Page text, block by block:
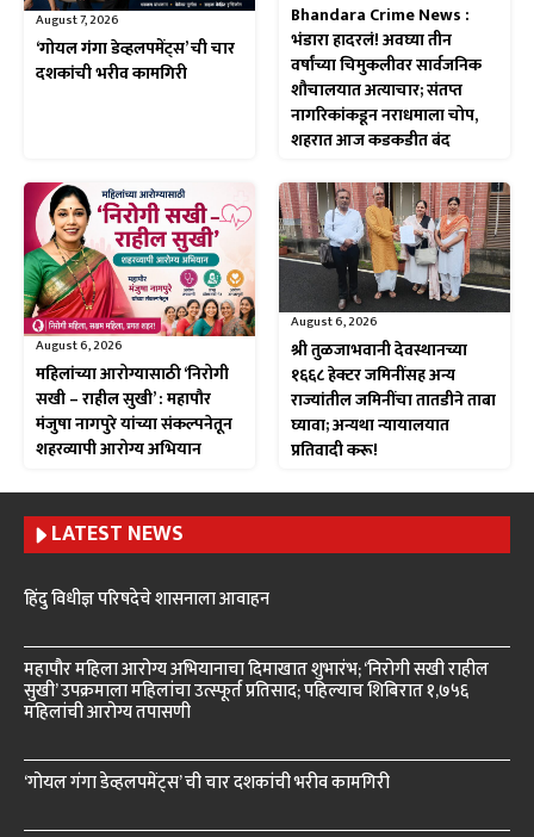
August 7, 2026
‘गोयल गंगा डेव्हलपमेंट्स’ ची चार
दशकांची भरीव कामगिरी
Bhandara Crime News :
भंडारा हादरलं! अवघ्या तीन
वर्षांच्या चिमुकलीवर सार्वजनिक
शौचालयात अत्याचार; संतप्त
नागरिकांकडून नराधमाला चोप,
शहरात आज कडकडीत बंद
August 6, 2026
महिलांच्या आरोग्यासाठी ‘निरोगी
सखी – राहील सुखी’ : महापौर
मंजुषा नागपुरे यांच्या संकल्पनेतून
शहरव्यापी आरोग्य अभियान
August 6, 2026
श्री तुळजाभवानी देवस्थानच्या
१६६८ हेक्टर जमिनींसह अन्य
राज्यांतील जमिनींचा तातडीने ताबा
घ्यावा; अन्यथा न्यायालयात
प्रतिवादी करू!
LATEST NEWS
हिंदु विधीज्ञ परिषदेचे शासनाला आवाहन
महापौर महिला आरोग्य अभियानाचा दिमाखात शुभारंभ; ‘निरोगी सखी राहील
सुखी’ उपक्रमाला महिलांचा उत्स्फूर्त प्रतिसाद; पहिल्याच शिबिरात १,७५६
महिलांची आरोग्य तपासणी
‘गोयल गंगा डेव्हलपमेंट्स’ ची चार दशकांची भरीव कामगिरी